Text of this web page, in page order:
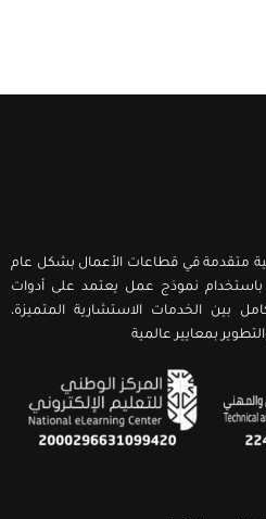
متقدمة قي قطاعات الأعمال بشكل عام
نموذج عمل يعتمد على أدوات
بين الخدمات الاستشارية المتميزة،
بمعايير عالمية